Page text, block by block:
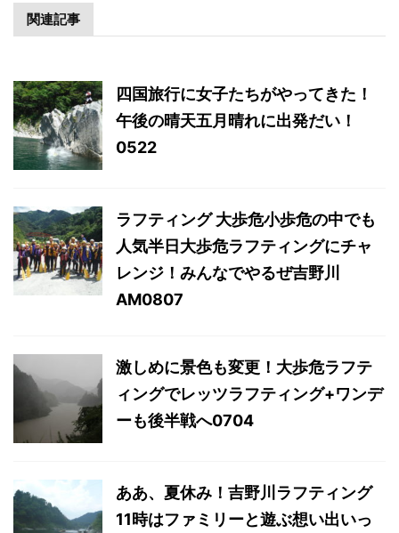
関連記事
四国旅行に女子たちがやってきた！
午後の晴天五月晴れに出発だい！
0522
ラフティング 大歩危小歩危の中でも
人気半日大歩危ラフティングにチャ
レンジ！みんなでやるぜ吉野川
AM0807
激しめに景色も変更！大歩危ラフテ
ィングでレッツラフティング+ワンデ
ーも後半戦へ0704
ああ、夏休み！吉野川ラフティング
11時はファミリーと遊ぶ想い出いっ